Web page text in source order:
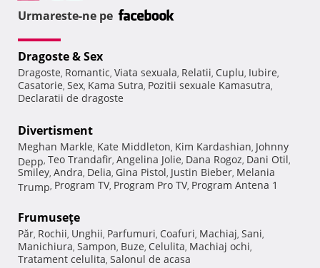
Urmareste-ne pe
Dragoste & Sex
Dragoste, Romantic, Viata sexuala, Relatii, Cuplu, Iubire,
Casatorie, Sex, Kama Sutra, Pozitii sexuale Kamasutra,
Declaratii de dragoste
Divertisment
Meghan Markle, Kate Middleton, Kim Kardashian, Johnny
Depp, Teo Trandafir, Angelina Jolie, Dana Rogoz, Dani Otil,
Smiley, Andra, Delia, Gina Pistol, Justin Bieber, Melania
Trump, Program TV, Program Pro TV, Program Antena 1
Frumuseţe
Păr, Rochii, Unghii, Parfumuri, Coafuri, Machiaj, Sani,
Manichiura, Sampon, Buze, Celulita, Machiaj ochi,
Tratament celulita, Salonul de acasa